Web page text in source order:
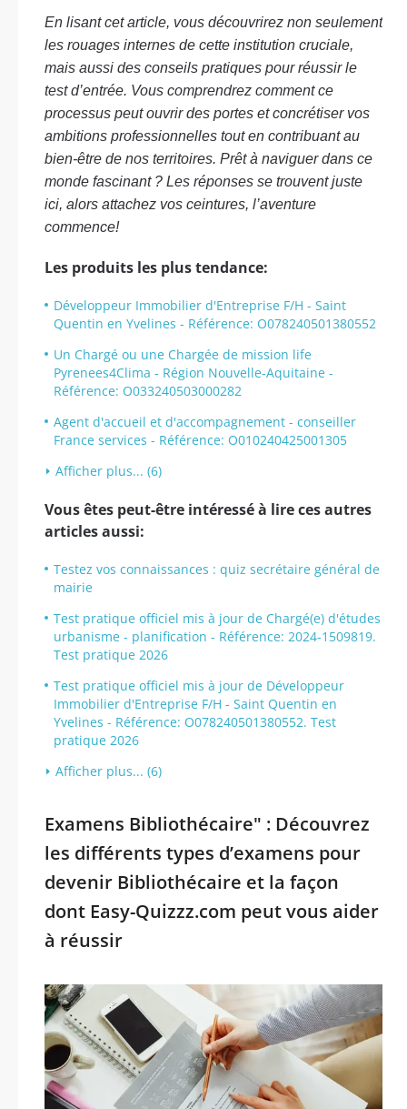
En lisant cet article, vous découvrirez non seulement
les rouages internes de cette institution cruciale,
mais aussi des conseils pratiques pour réussir le
test d’entrée. Vous comprendrez comment ce
processus peut ouvrir des portes et concrétiser vos
ambitions professionnelles tout en contribuant au
bien-être de nos territoires. Prêt à naviguer dans ce
monde fascinant ? Les réponses se trouvent juste
ici, alors attachez vos ceintures, l’aventure
commence!
Les produits les plus tendance:
Développeur Immobilier d'Entreprise F/H - Saint
Quentin en Yvelines - Référence: O078240501380552
Un Chargé ou une Chargée de mission life
Pyrenees4Clima - Région Nouvelle-Aquitaine -
Référence: O033240503000282
Agent d'accueil et d'accompagnement - conseiller
France services - Référence: O010240425001305
Afficher plus... (6)
Vous êtes peut-être intéressé à lire ces autres
articles aussi:
Testez vos connaissances : quiz secrétaire général de
mairie
Test pratique officiel mis à jour de Chargé(e) d'études
urbanisme - planification - Référence: 2024-1509819.
Test pratique 2026
Test pratique officiel mis à jour de Développeur
Immobilier d'Entreprise F/H - Saint Quentin en
Yvelines - Référence: O078240501380552. Test
pratique 2026
Afficher plus... (6)
Examens Bibliothécaire" : Découvrez
les différents types d’examens pour
devenir Bibliothécaire et la façon
dont Easy-Quizzz.com peut vous aider
à réussir